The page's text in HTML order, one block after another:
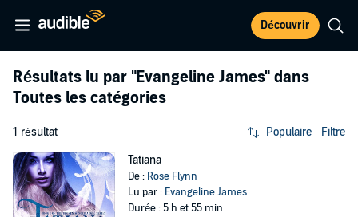
Découvrir
Résultats lu par "Evangeline James" dans
Toutes les catégories
1 résultat Populaire Filtre
Tatiana
De : Rose Flynn
Lu par : Evangeline James
Durée : 5 h et 55 min